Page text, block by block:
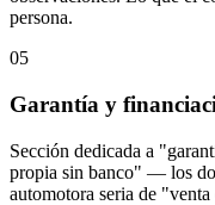
persona.
05
Garantía y
Sección dedicada a
propia sin banco" — los
automotora seria de